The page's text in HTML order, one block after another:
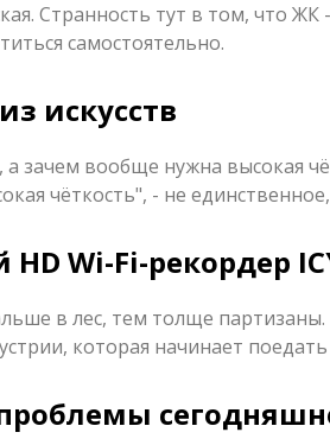
Странность тут в том, что
самостоятельно.
искусств
а зачем вообще нужна высокая
чёткость", - не
Wi-Fi-рекордер
в лес, тем толще
которая начинает